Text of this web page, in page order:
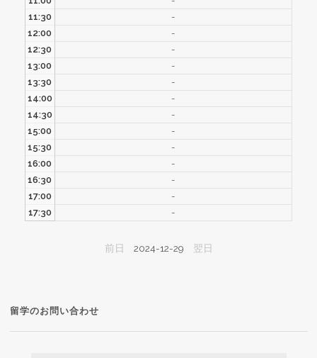
11:30
-
12:00
-
12:30
-
13:00
-
13:30
-
14:00
-
14:30
-
15:00
-
15:30
-
16:00
-
16:30
-
17:00
-
17:30
-
前日 2024-12-29 翌日
留学のお問い合わせ